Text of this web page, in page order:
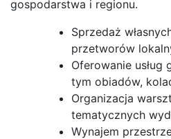
gospodarstwa i regionu.
Sprzedaż
przetworów
Oferowanie usług
tym obiadów,
Organizacja
tematycznych
Wynajem